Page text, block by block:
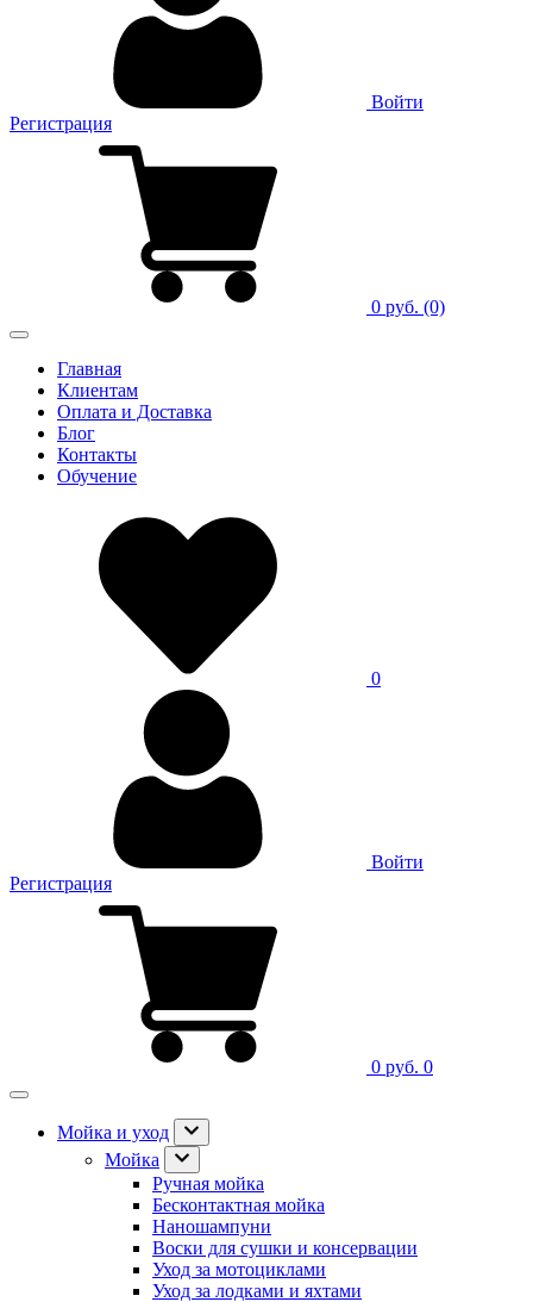
Войти
Регистрация
0 руб. (0)
Главная
Клиентам
Оплата и Доставка
Блог
Контакты
Обучение
0
Войти
Регистрация
0 руб. 0
Мойка и уход
Мойка
Ручная мойка
Бесконтактная мойка
Наношампуни
Воски для сушки и консервации
Уход за мотоциклами
Уход за лодками и яхтами